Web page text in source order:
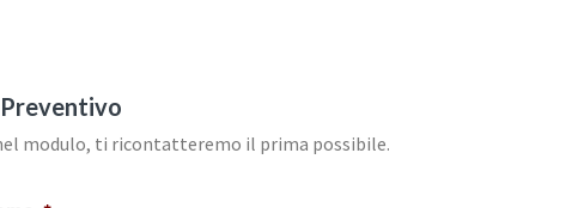
modulo, ti ricontatteremo il prima possibile.